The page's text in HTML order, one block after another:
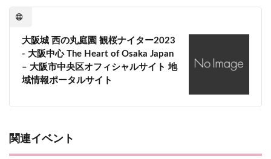
大阪城 西の丸庭園 観桜ナイター2023
- 大阪中心 The Heart of Osaka Japan
– 大阪市中央区オフィシャルサイト 地
域情報ポータルサイト
関連イベント